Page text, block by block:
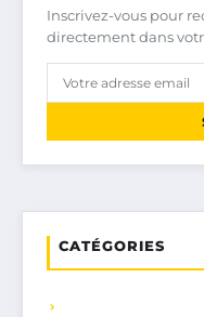
Inscrivez-vous pour
directement dans
CATÉGORIES